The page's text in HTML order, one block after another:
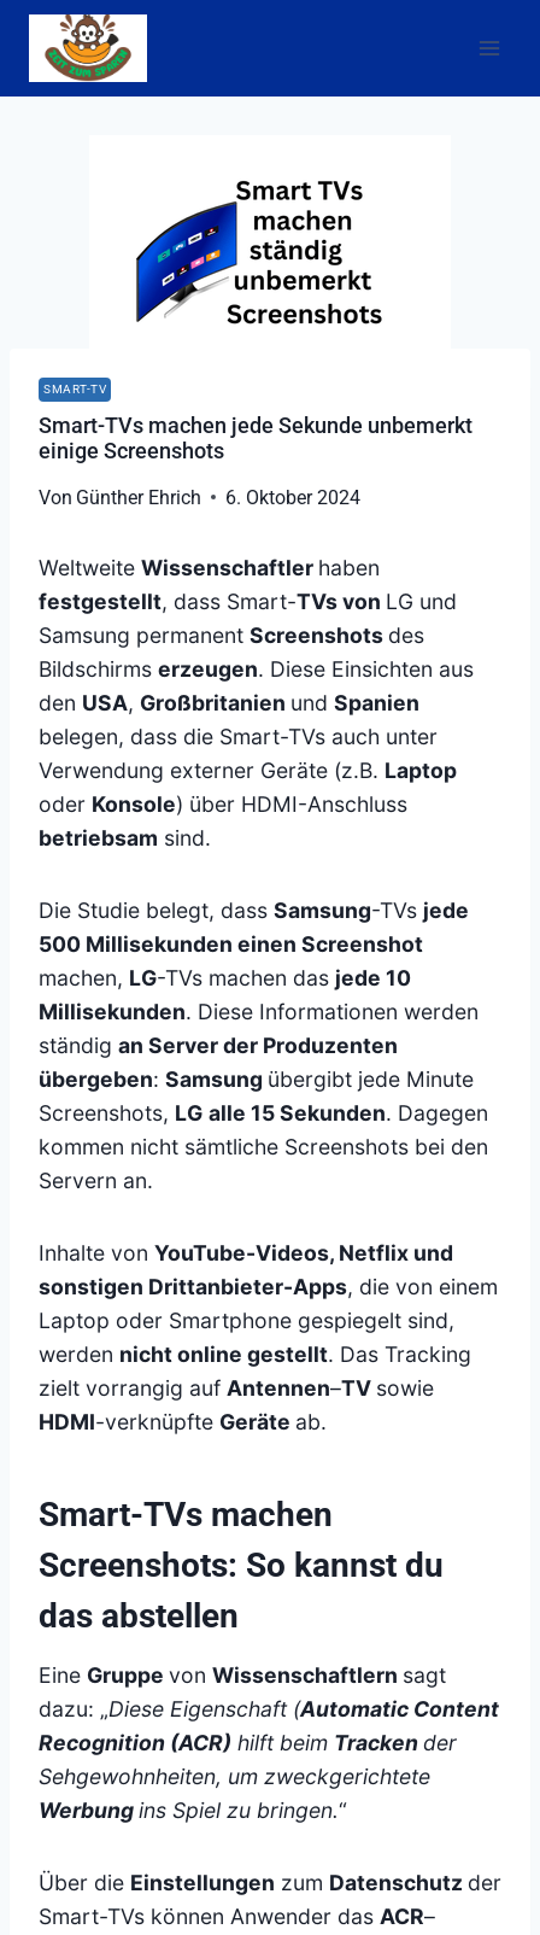
Zum
Inhalt
springen
SMART-TV
Smart-TVs machen jede Sekunde unbemerkt
einige Screenshots
Von Günther Ehrich 6. Oktober 2024
Weltweite Wissenschaftler haben
festgestellt, dass Smart-TVs von LG und
Samsung permanent Screenshots des
Bildschirms erzeugen. Diese Einsichten aus
den USA, Großbritanien und Spanien
belegen, dass die Smart-TVs auch unter
Verwendung externer Geräte (z.B. Laptop
oder Konsole) über HDMI-Anschluss
betriebsam sind.
Die Studie belegt, dass Samsung-TVs jede
500 Millisekunden einen Screenshot
machen, LG-TVs machen das jede 10
Millisekunden. Diese Informationen werden
ständig an Server der Produzenten
übergeben: Samsung übergibt jede Minute
Screenshots, LG alle 15 Sekunden. Dagegen
kommen nicht sämtliche Screenshots bei den
Servern an.
Inhalte von YouTube-Videos, Netflix und
sonstigen Drittanbieter-Apps, die von einem
Laptop oder Smartphone gespiegelt sind,
werden nicht online gestellt. Das Tracking
zielt vorrangig auf Antennen–TV sowie
HDMI-verknüpfte Geräte ab.
Smart-TVs machen
Screenshots: So kannst du
das abstellen
Eine Gruppe von Wissenschaftlern sagt
dazu: „Diese Eigenschaft (Automatic Content
Recognition (ACR) hilft beim Trackender
Sehgewohnheiten, um zweckgerichtete
Werbungins Spiel zu bringen.“
Über die Einstellungen zum Datenschutz der
Smart-TVs können Anwender das ACR–